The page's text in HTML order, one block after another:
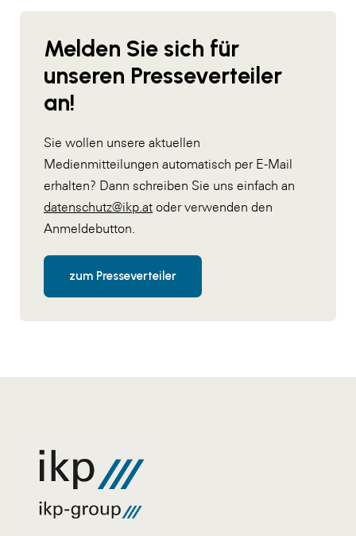
Melden Sie sich für
unseren Presseverteiler
an!
Sie wollen unsere aktuellen
Medienmitteilungen automatisch per E-Mail
erhalten? Dann schreiben Sie uns einfach an
datenschutz@ikp.at oder verwenden den
Anmeldebutton.
zum Presseverteiler